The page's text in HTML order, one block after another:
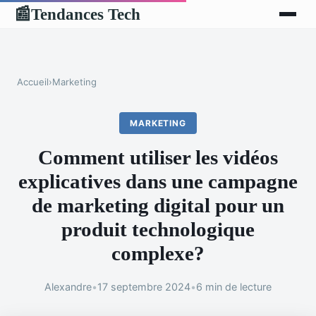
📰Tendances Tech
Accueil›Marketing
MARKETING
Comment utiliser les vidéos
explicatives dans une campagne
de marketing digital pour un
produit technologique
complexe?
Alexandre•17 septembre 2024•6 min de lecture